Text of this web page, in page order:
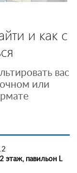
и как с
вас
очном или
2 этаж, павильон L